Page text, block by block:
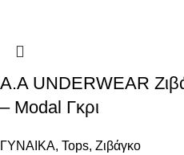
Α.A UNDERWEAR
– Modal Γκρι
ΓΥΝΑΙΚΑ, Tops, Ζιβάγκο